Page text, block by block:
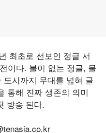
최초로 선보인 정글 서
이다. 불이 없는 정글, 물
시까지 무대를 넓혀 글
통해 진짜 생존의 의미
방송 된다.